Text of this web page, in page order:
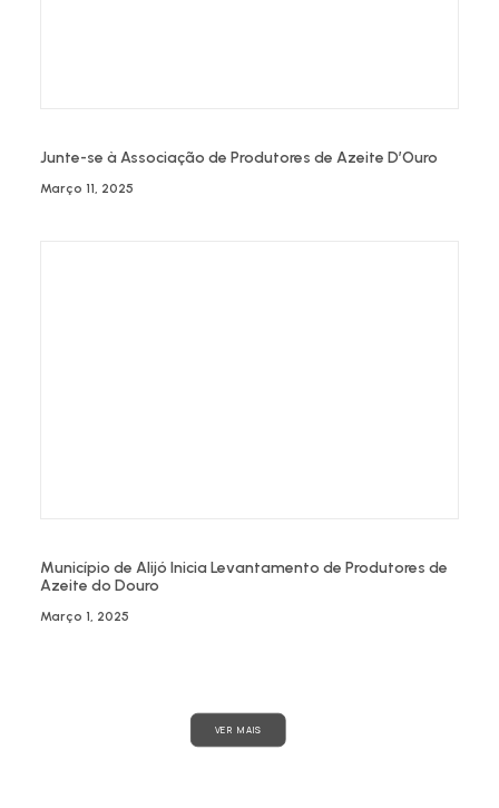
Junte-se à Associação de Produtores de Azeite D’Ouro
Março 11, 2025
Município de Alijó Inicia Levantamento de Produtores de
Azeite do Douro
Março 1, 2025
VER MAIS